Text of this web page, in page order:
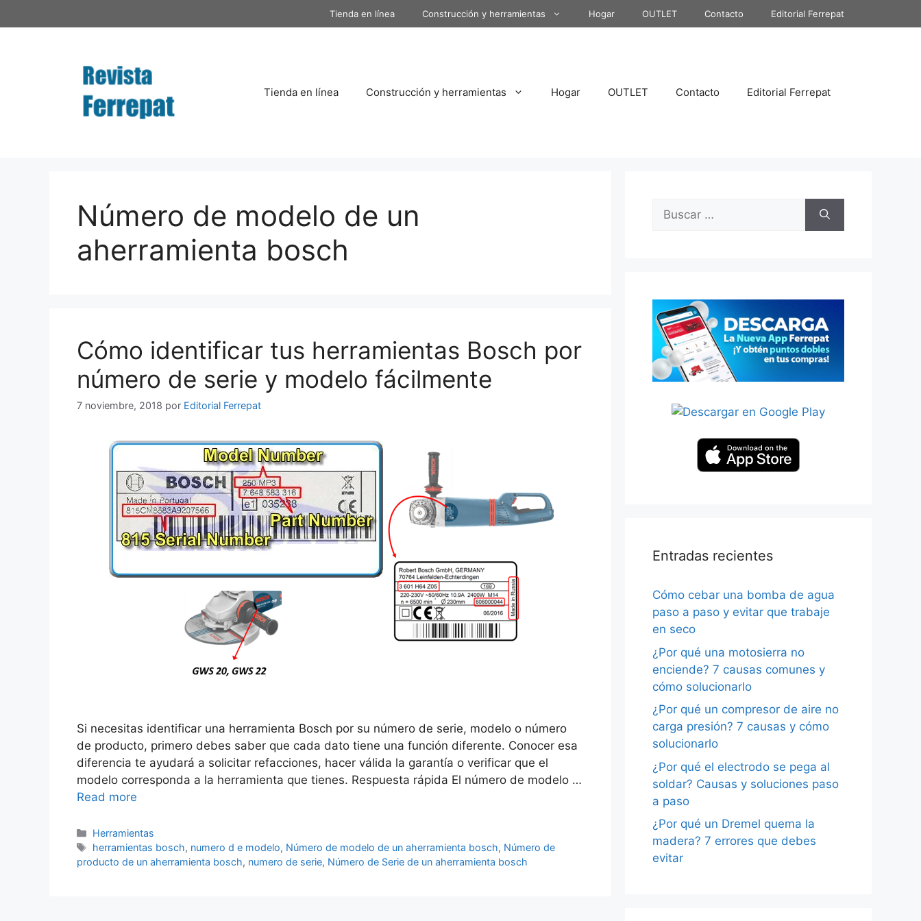
al
Tienda en línea Construcción y herramientas Hogar OUTLET Contacto Editorial Ferrepat
Tienda en línea Construcción y herramientas Hogar OUTLET Contacto Editorial Ferrepat
Número de modelo de un
aherramienta bosch
Cómo identificar tus herramientas Bosch por
número de serie y modelo fácilmente
7 noviembre, 2018 por Editorial Ferrepat
Si necesitas identificar una herramienta Bosch por su número de serie, modelo o número
de producto, primero debes saber que cada dato tiene una función diferente. Conocer esa
diferencia te ayudará a solicitar refacciones, hacer válida la garantía o verificar que el
modelo corresponda a la herramienta que tienes. Respuesta rápida El número de modelo …
Read more
Categorías
Herramientas
Etiquetas
herramientas bosch, numero d e modelo, Número de modelo de un aherramienta bosch, Número de
producto de un aherramienta bosch, numero de serie, Número de Serie de un aherramienta bosch
Buscar:
Entradas recientes
Cómo cebar una bomba de agua
paso a paso y evitar que trabaje
en seco
¿Por qué una motosierra no
enciende? 7 causas comunes y
cómo solucionarlo
¿Por qué un compresor de aire no
carga presión? 7 causas y cómo
solucionarlo
¿Por qué el electrodo se pega al
soldar? Causas y soluciones paso
a paso
¿Por qué un Dremel quema la
madera? 7 errores que debes
evitar